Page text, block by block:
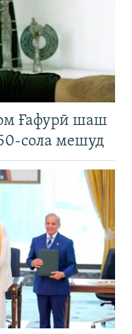
Ғафурӣ шаш
сола мешуд